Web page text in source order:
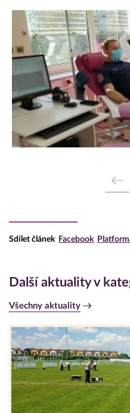
Sdílet článek Facebook
Další aktuality v
Všechny aktuality